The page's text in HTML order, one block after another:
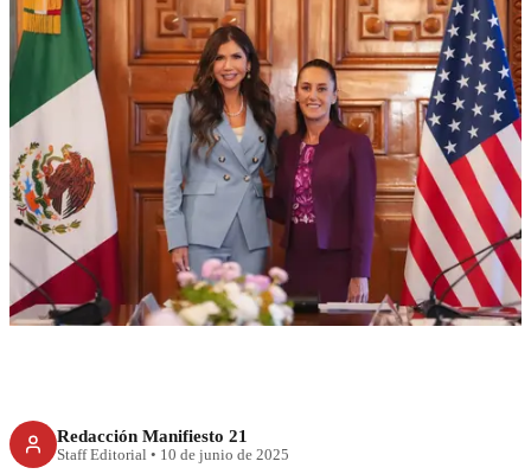
RECIENTE
Sheinbaum rechaza acusación
de Noem de incitar a la
violencia
Redacción Manifiesto 21
Staff Editorial • 10 de junio de 2025